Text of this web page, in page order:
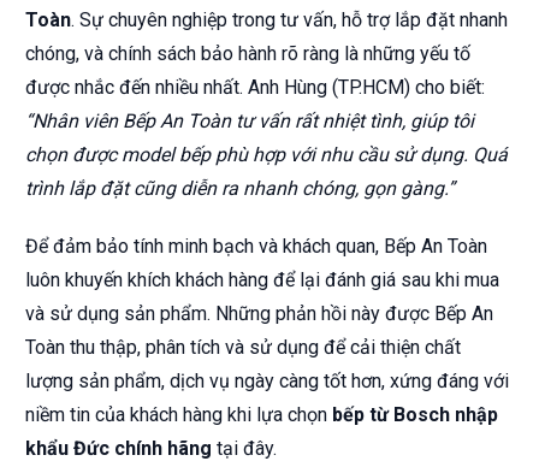
Toàn. Sự chuyên nghiệp trong tư vấn, hỗ trợ lắp đặt nhanh
chóng, và chính sách bảo hành rõ ràng là những yếu tố
được nhắc đến nhiều nhất. Anh Hùng (TP.HCM) cho biết:
“Nhân viên Bếp An Toàn tư vấn rất nhiệt tình, giúp tôi
chọn được model bếp phù hợp với nhu cầu sử dụng. Quá
trình lắp đặt cũng diễn ra nhanh chóng, gọn gàng.”
Để đảm bảo tính minh bạch và khách quan, Bếp An Toàn
luôn khuyến khích khách hàng để lại đánh giá sau khi mua
và sử dụng sản phẩm. Những phản hồi này được Bếp An
Toàn thu thập, phân tích và sử dụng để cải thiện chất
lượng sản phẩm, dịch vụ ngày càng tốt hơn, xứng đáng với
niềm tin của khách hàng khi lựa chọn bếp từ Bosch nhập
khẩu Đức chính hãng tại đây.